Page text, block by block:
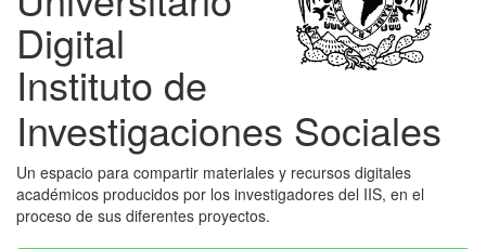
Digital
Instituto de
Investigaciones Sociales
Un espacio para compartir materiales y recursos digitales
académicos producidos por los investigadores del IIS, en el
proceso de sus diferentes proyectos.